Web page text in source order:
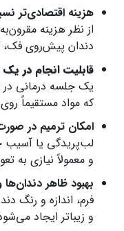
هزینه اقتصادی‌تر
از نظر هزینه
دندان پیش‌روی
قابلیت انجام در
یک جلسه درمانی در
که مواد مستقیماً
امکان ترمیم در
لب‌پریدگی یا آسیب
و معمولاً نیازی به
بهبود ظاهر
فرم، اندازه و رنگ
و زیباتر ایجاد